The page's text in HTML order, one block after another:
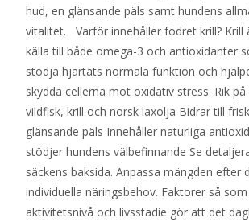
hud, en glänsande päls samt hundens
vitalitet. Varför innehåller fodret krill? Krill
källa till både omega-3 och antioxidanter
stödja hjärtats normala funktion och
skydda cellerna mot oxidativ stress. Rik
vildfisk, krill och norsk laxolja Bidrar till
glänsande päls Innehåller naturliga
stödjer hundens välbefinnande Se
säckens baksida. Anpassa mängden efter
individuella näringsbehov. Faktorer så
aktivitetsnivå och livsstadie gör att det